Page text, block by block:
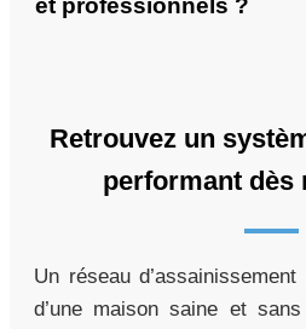
et professionnels ?
Retrouvez un
performant dès
Un réseau
d’une maison saine et